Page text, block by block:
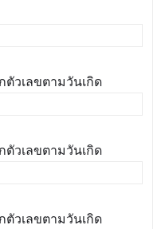
วเลขตามวันเกิด
วเลขตามวันเกิด
วเลขตามวันเกิด